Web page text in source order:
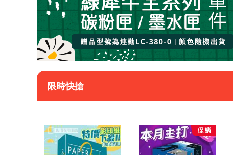
補
充
墨
水
、
供
墨
限時快搶